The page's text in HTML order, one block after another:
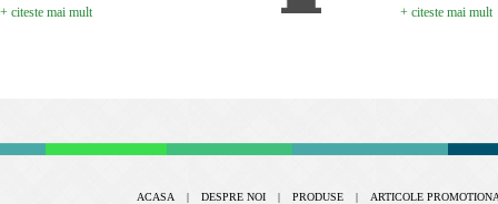
+ citeste mai mult + citeste mai mult
ACASA | DESPRE NOI | PRODUSE | ARTICOLE